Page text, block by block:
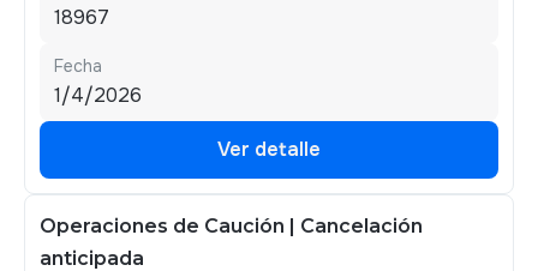
18967
Fecha
1/4/2026
Ver detalle
Operaciones de Caución | Cancelación
anticipada